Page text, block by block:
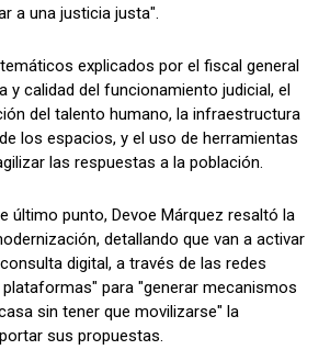
a una justicia justa".
explicados por el fiscal general
y calidad del funcionamiento judicial, el
del talento humano, la infraestructura
los espacios, y el uso de herramientas
las respuestas a la población.
último punto, Devoe Márquez resaltó la
detallando que van a activar
digital, a través de las redes
para "generar mecanismos
sin tener que movilizarse" la
sus propuestas.